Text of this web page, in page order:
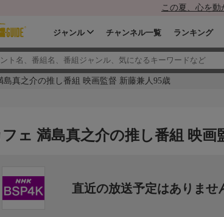
この夏、心を動
ジャンル チャンネル一覧 ランキング
真之介の推し番組 映画監督 新藤兼人95歳
ェ 満島真之介の推し番組 映画
直近の放送予定はありませ